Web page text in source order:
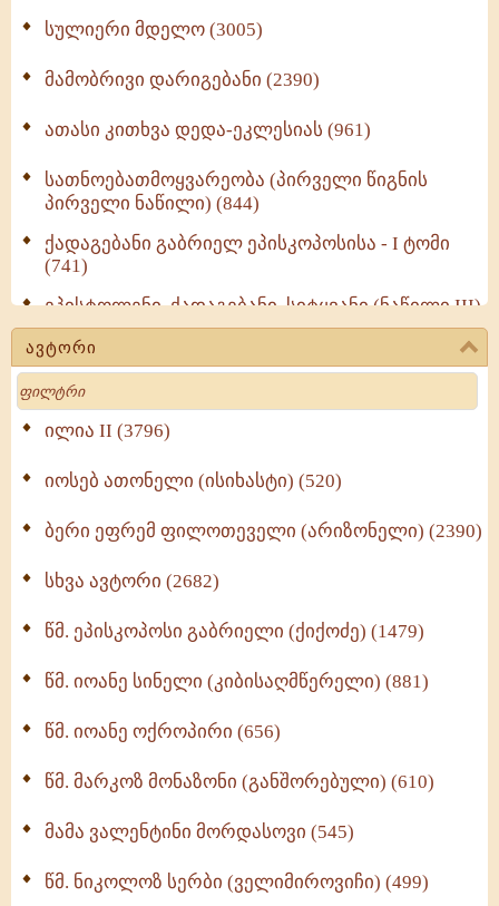
სულიერი მდელო (3005)
მამობრივი დარიგებანი (2390)
ათასი კითხვა დედა-ეკლესიას (961)
სათნოებათმოყვარეობა (პირველი წიგნის
პირველი ნაწილი) (844)
ქადაგებანი გაბრიელ ეპისკოპოსისა - I ტომი
(741)
ეპისტოლენი, ქადაგებანი, სიტყვანი (ნაწილი III)
(723)
მოძღვრის ძალზე სასარგებლო რჩევები
მრევლისათვის (545)
Wisdomge (514)
ქადაგებანი გაბრიელ ეპისკოპოსისა - II ტომი
სულიერი ცხოვრების სახელმძღვანელო -
ნაწილი II (369)
ავტორი
Search
ილია II (3796)
იოსებ ათონელი (ისიხასტი) (520)
ბერი ეფრემ ფილოთეველი (არიზონელი) (2390)
სხვა ავტორი (2682)
წმ. ეპისკოპოსი გაბრიელი (ქიქოძე) (1479)
წმ. იოანე სინელი (კიბისაღმწერელი) (881)
წმ. იოანე ოქროპირი (656)
წმ. მარკოზ მონაზონი (განშორებული) (610)
მამა ვალენტინი მორდასოვი (545)
წმ. ნიკოლოზ სერბი (ველიმიროვიჩი) (499)